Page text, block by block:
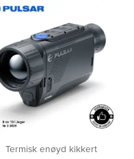
Termisk enøyd kikkert